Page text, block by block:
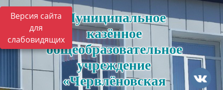
Версия сайта
для
слабовидящих
Муниципальное
казённое
общеобразовательное
учреждение
«Червлёновская